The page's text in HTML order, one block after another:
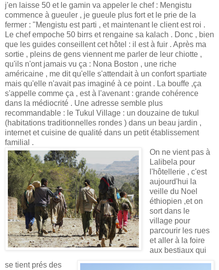
j'en laisse 50 et le gamin va appeler le chef : Mengistu
commence à gueuler , je gueule plus fort et le prie de la
fermer : "Mengistu est parti , et maintenant le client est roi .
Le chef empoche 50 birrs et rengaine sa kalach . Donc , bien
que les guides conseillent cet hôtel : il est à fuir . Après ma
sortie , pleins de gens viennent me parler de leur chiotte ,
qu'ils n'ont jamais vu ça : Nona Boston , une riche
américaine , me dit qu'elle s'attendait à un confort spartiate
mais qu'elle n'avait pas imaginé à ce point . La bouffe ,ça
s'appelle comme ça , est à l'avenant : grande cohérence
dans la médiocrité . Une adresse semble plus
recommandable : le Tukul Village : un douzaine de tukul
(habitations traditionnelles rondes ) dans un beau jardin ,
internet et cuisine de qualité dans un petit établissement
familial .
On ne vient pas à
Lalibela pour
l'hôtellerie , c'est
aujourd'hui la
veille du Noel
éthiopien ,et on
sort dans le
village pour
parcourir les rues
et aller à la foire
aux bestiaux qui
se tient prés des